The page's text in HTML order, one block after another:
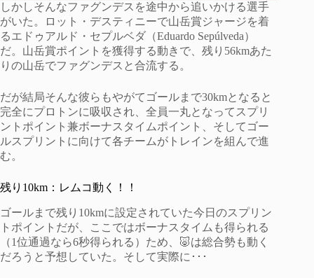
しかしそんなファグンデスを途中から追いかける選手
がいた。ロット・デスティニーで山岳賞ジャージを着
るエドゥアルド・セプルベダ（Eduardo Sepúlveda）
だ。山岳賞ポイントを獲得する動きで、残り56kmあた
りの山岳でファグンデスと合流する。
だが結局そんな彼らもやがてゴールまで30kmとなると
完全にプロトンに吸収され、全員一丸となってスプリ
ントポイント兼ボーナスタイムポイント、そしてゴー
ルスプリントに向けて各チームがトレインを組んで進
む。
残り10km：レムコ動く！！
ゴールまで残り10kmに設定されていた今日のスプリン
トポイントだが、ここではボーナスタイムも得られる
（1位通過なら6秒得られる）ため、🐷は総合勢も動く
だろうと予想していた。そして実際に･･･